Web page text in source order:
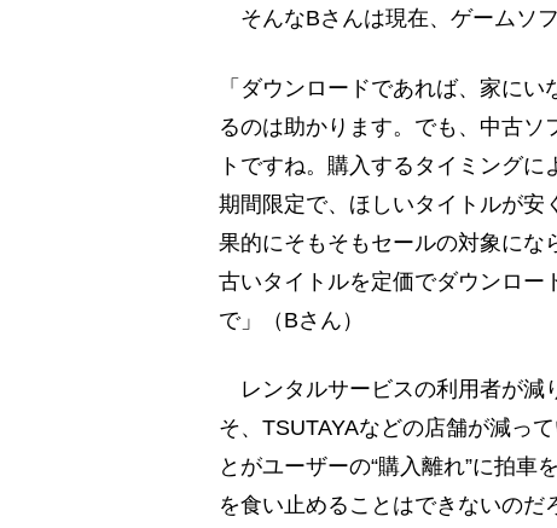
そんなBさんは現在、ゲームソ
「ダウンロードであれば、家に
るのは助かります。でも、中古ソ
トですね。購入するタイミング
期間限定で、ほしいタイトルが安
果的にそもそもセールの対象にな
古いタイトルを定価でダウンロー
で」（Bさん）
レンタルサービスの利用者が減
そ、TSUTAYAなどの店舗が減っ
とがユーザーの“購入離れ”に拍
を食い止めることはできないのだ